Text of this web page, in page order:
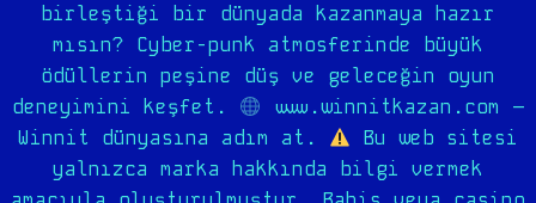
birleştiği bir dünyada kazanmaya hazır
mısın? Cyber-punk atmosferinde büyük
ödüllerin peşine düş ve geleceğin oyun
deneyimini keşfet.
www.winnitkazan.com –
Winnit dünyasına adım at.
Bu web sitesi
yalnızca marka hakkında bilgi vermek